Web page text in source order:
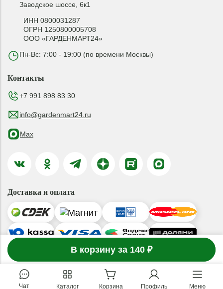
В корзину за 140 ₽
1 товар в корзине
Заводское шоссе, 6к1
ИНН 0800031287
ОГРН 1250800005708
ООО «ГАРДЕНМАРТ24»
Пн-Вс: 7:00 - 19:00 (по времени Москвы)
Контакты
+7 991 898 83 30
info@gardenmart24.ru
Max
Доставка и оплата
© 2019-2026 ООО «ГАРДЕНМАРТ24»
Чат Каталог Корзина Профиль Меню